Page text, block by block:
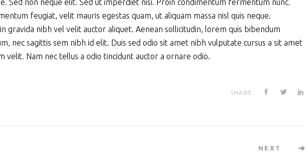
Sed non neque elit. Sed ut imperdiet nisi. Proin condimentum fermentum nunc.
feugiat, velit mauris egestas quam, ut aliquam massa nisl quis neque.
gravida nibh vel velit auctor aliquet. Aenean sollicitudin, lorem quis bibendum
nec sagittis sem nibh id elit. Duis sed odio sit amet nibh vulputate cursus a sit amet
velit. Nam nec tellus a odio tincidunt auctor a ornare odio.
SHARE:
NEXT